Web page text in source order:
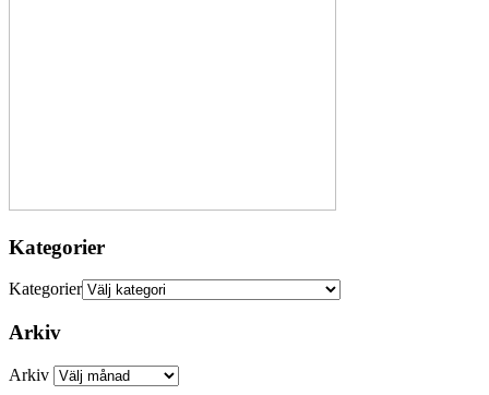
Kategorier
Kategorier
Arkiv
Arkiv